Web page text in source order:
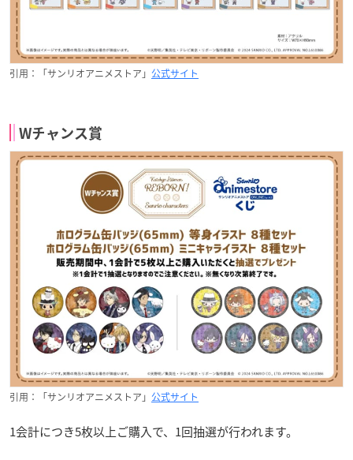
引用：「サンリオアニメストア」 公式サイト
Wチャンス賞
引用：「サンリオアニメストア」 公式サイト
1会計につき5枚以上ご購入で、1回抽選が行われます。